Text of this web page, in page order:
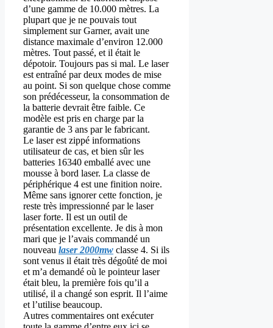
d’une gamme de 10.000 mètres. La
plupart que je ne pouvais tout
simplement sur Garner, avait une
distance maximale d’environ 12.000
mètres. Tout passé, et il était le
dépotoir. Toujours pas si mal. Le laser
est entraîné par deux modes de mise
au point. Si son quelque chose comme
son prédécesseur, la consommation de
la batterie devrait être faible. Ce
modèle est pris en charge par la
garantie de 3 ans par le fabricant.
Le laser est zippé informations
utilisateur de cas, et bien sûr les
batteries 16340 emballé avec une
mousse à bord laser. La classe de
périphérique 4 est une finition noire.
Même sans ignorer cette fonction, je
reste très impressionné par le laser
laser forte. Il est un outil de
présentation excellente. Je dis à mon
mari que je l’avais commandé un
nouveau laser 2000mw classe 4. Si ils
sont venus il était très dégoûté de moi
et m’a demandé où le pointeur laser
était bleu, la première fois qu’il a
utilisé, il a changé son esprit. Il l’aime
et l’utilise beaucoup.
Autres commentaires ont exécuter